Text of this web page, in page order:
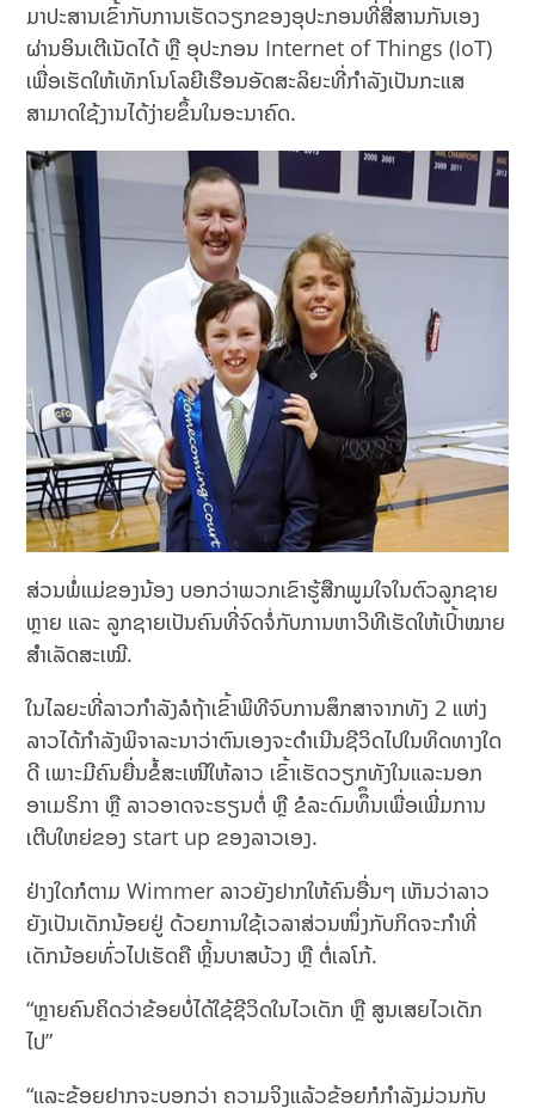
ມາປະສານເຂົ້າກັບການເຮັດວຽກຂອງອຸປະກອນທີ່ສື່ສານກັນເອງ
ຜ່ານອິນເຕີເນັດໄດ້ ຫຼື ອຸປະກອນ Internet of Things (IoT)
ເພື່ອເຮັດໃຫ້ເທັກໂນໂລຍີເຮືອນອັດສະລິຍະທີ່ກຳລັງເປັນກະແສ
ສາມາດໃຊ້ງານໄດ້ງ່າຍຂຶ້ນໃນອະນາຄົດ.
ສ່ວນພໍ່ແມ່ຂອງນ້ອງ ບອກວ່າພວກເຂົາຮູ້ສືກພູມໃຈໃນຕົວລູກຊາຍ
ຫຼາຍ ແລະ ລູກຊາຍເປັນຄົນທີ່ຈົດຈໍ່ກັບການຫາວິທີເຮັດໃຫ້ເປົ້າໝາຍ
ສຳເລັດສະເໝີ.
ໃນໄລຍະທີ່ລາວກຳລັງລໍຖ້າເຂົ້າພິທີຈົບການສຶກສາຈາກທັງ 2 ແຫ່ງ
ລາວໄດ້ກໍາລັງພິຈາລະນາວ່າຕົນເອງຈະດໍາເນີນຊີວິດໄປໃນທິດທາງໃດ
ດີ ເພາະມີຄົນຍື່ນຂໍ້ສະເໜີໃຫ້ລາວ ເຂົ້າເຮັດວຽກທັງໃນແລະນອກ
ອາເມຣິກາ ຫຼື ລາວອາດຈະຮຽນຕໍ່ ຫຼື ຂໍລະດົມທຶຶນເພື່ອເພີ່ມການ
ເຕີບໃຫຍ່ຂອງ start up ຂອງລາວເອງ.
ຢ່າງໃດກໍຕາມ Wimmer ລາວຍັງຢາກໃຫ້ຄົນອື່ນໆ ເຫັນວ່າລາວ
ຍັງເປັນເດັກນ້ອຍຢູ່ ດ້ວຍການໃຊ້ເວລາສ່ວນໜຶ່ງກັບກິດຈະກຳທີ່
ເດັກນ້ອຍທົ່ວໄປເຮັດຄື ຫຼິ້ນບາສບ້ວງ ຫຼື ຕໍ່ເລໂກ້.
“ຫຼາຍຄົນຄິດວ່າຂ້ອຍບໍ່ໄດ້ໃຊ້ຊີວິດໃນໄວເດັກ ຫຼື ສູນເສຍໄວເດັກ
ໄປ”
“ແລະຂ້ອຍຢາກຈະບອກວ່າ ຄວາມຈິງແລ້ວຂ້ອຍກໍກຳລັງມ່ວນກັບ